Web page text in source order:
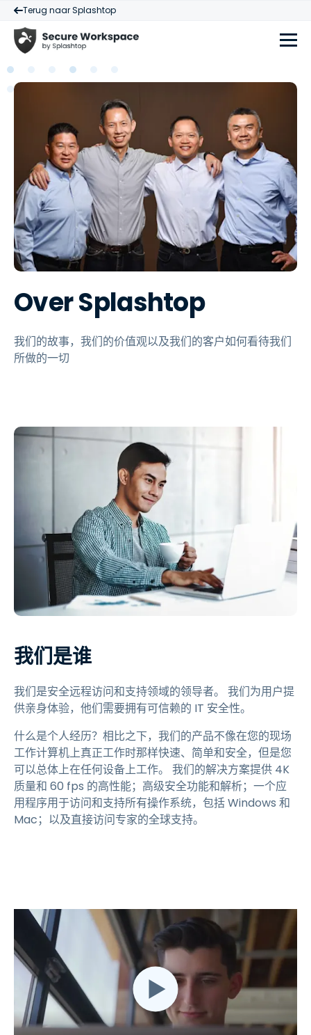
Terug naar Splashtop
Over Splashtop
我们的故事，我们的价值观以及我们的客户如何看待我们
所做的一切
我们是谁
我们是安全远程访问和支持领域的领导者。 我们为用户提
供亲身体验，他们需要拥有可信赖的 IT 安全性。
什么是个人经历？相比之下，我们的产品不像在您的现场
工作计算机上真正工作时那样快速、简单和安全，但是您
可以总体上在任何设备上工作。 我们的解决方案提供 4K
质量和 60 fps 的高性能；高级安全功能和解析；一个应
用程序用于访问和支持所有操作系统，包括 Windows 和
Mac；以及直接访问专家的全球支持。